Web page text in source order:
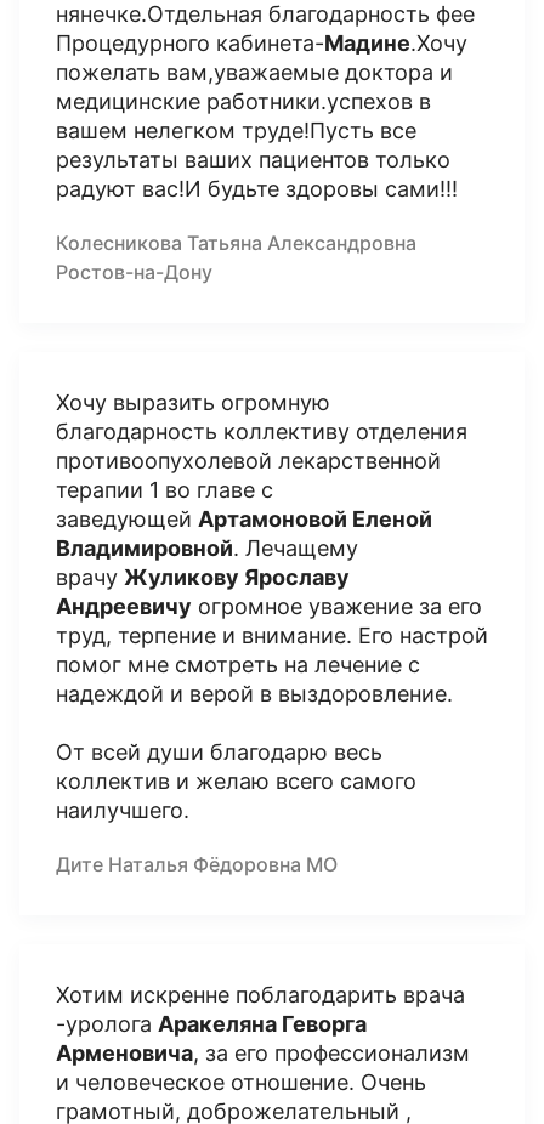
нянечке.Отдельная благодарность фее
Процедурного кабинета-Мадине.Хочу
пожелать вам,уважаемые доктора и
медицинские работники.успехов в
вашем нелегком труде!Пусть все
результаты ваших пациентов только
радуют вас!И будьте здоровы сами!!!
Колесникова Татьяна Александровна
Ростов-на-Дону
Хочу выразить огромную
благодарность коллективу отделения
противоопухолевой лекарственной
терапии 1 во главе с
заведующей Артамоновой Еленой
Владимировной. Лечащему
врачу Жуликову Ярославу
Андреевичу огромное уважение за его
труд, терпение и внимание. Его настрой
помог мне смотреть на лечение с
надеждой и верой в выздоровление.
От всей души благодарю весь
коллектив и желаю всего самого
наилучшего.
Дите Наталья Фёдоровна МО
Хотим искренне поблагодарить врача
-уролога Аракеляна Геворга
Арменовича, за его профессионализм
и человеческое отношение. Очень
грамотный, доброжелательный ,